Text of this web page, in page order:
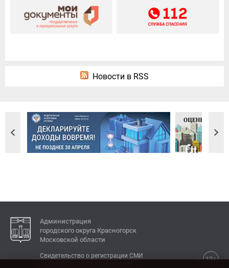
Новости в RSS
Администрация
городского округа Красногорск
Московской области
12+
Свидетельство о регистрации СМИ